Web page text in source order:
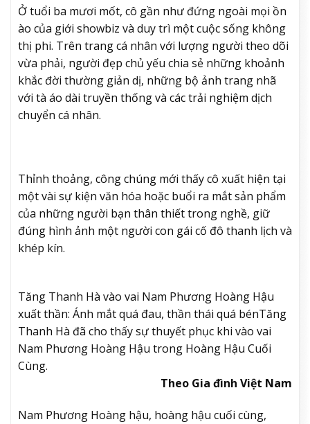
Ở tuổi ba mươi mốt, cô gần như đứng ngoài mọi ồn
ào của giới showbiz và duy trì một cuộc sống không
thị phi. Trên trang cá nhân với lượng người theo dõi
vừa phải, người đẹp chủ yếu chia sẻ những khoảnh
khắc đời thường giản dị, những bộ ảnh trang nhã
với tà áo dài truyền thống và các trải nghiệm dịch
chuyển cá nhân.
Thỉnh thoảng, công chúng mới thấy cô xuất hiện tại
một vài sự kiện văn hóa hoặc buổi ra mắt sản phẩm
của những người bạn thân thiết trong nghề, giữ
đúng hình ảnh một người con gái cố đô thanh lịch và
khép kín.
Tăng Thanh Hà vào vai Nam Phương Hoàng Hậu
xuất thần: Ánh mắt quá đau, thần thái quá bénTăng
Thanh Hà đã cho thấy sự thuyết phục khi vào vai
Nam Phương Hoàng Hậu trong Hoàng Hậu Cuối
Cùng.
Theo Gia đình Việt Nam
Nam Phương Hoàng hậu, hoàng hậu cuối cùng,